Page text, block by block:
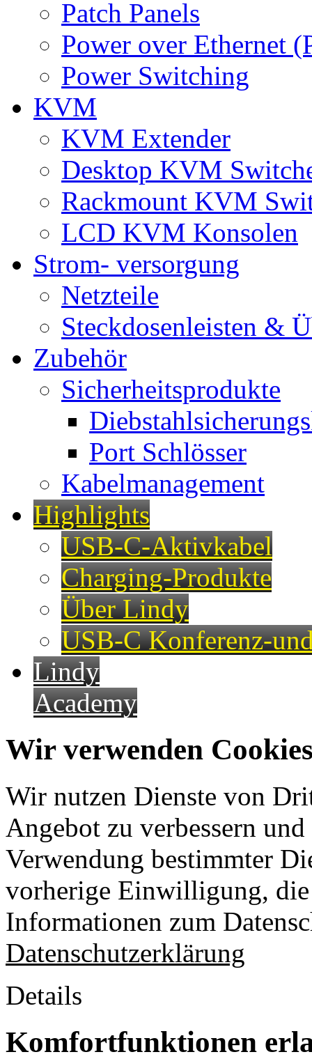
Patch Panels
Power over Ethernet
Power Switching
KVM
KVM Extender
Desktop KVM
Rackmount KVM
LCD KVM Konsolen
Strom- versorgung
Netzteile
Steckdosenleisten &
Zubehör
Sicherheitsprodukte
Port Schlösser
Kabelmanagement
Highlights
USB-C-Aktivkabel
Charging-Produkte
Über Lindy
USB-C Konferenz-
Lindy
Academy
Wir verwenden
Wir nutzen Dienste von
Angebot zu verbessern
Verwendung bestimmter
vorherige Einwilligung,
Informationen zum
Datenschutzerklärung
Details
Komfortfunktionen